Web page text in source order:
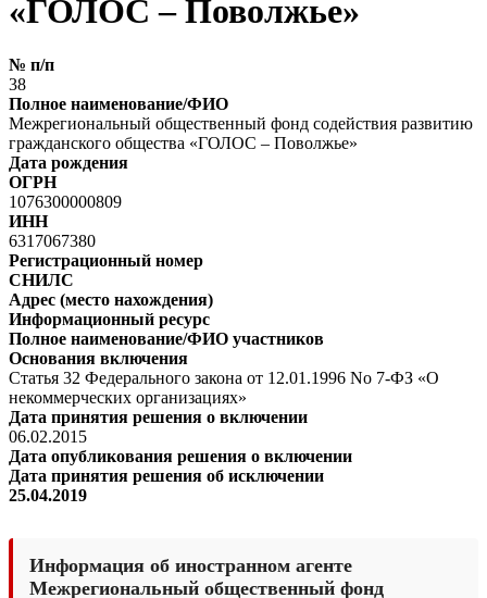
«ГОЛОС – Поволжье»
№ п/п
38
Полное наименование/ФИО
Межрегиональный общественный фонд содействия развитию
гражданского общества «ГОЛОС – Поволжье»
Дата рождения
ОГРН
1076300000809
ИНН
6317067380
Регистрационный номер
СНИЛС
Адрес (место нахождения)
Информационный ресурс
Полное наименование/ФИО участников
Основания включения
Статья 32 Федерального закона от 12.01.1996 No 7-ФЗ «О
некоммерческих организациях»
Дата принятия решения о включении
06.02.2015
Дата опубликования решения о включении
Дата принятия решения об исключении
25.04.2019
Информация об иностранном агенте
Межрегиональный общественный фонд